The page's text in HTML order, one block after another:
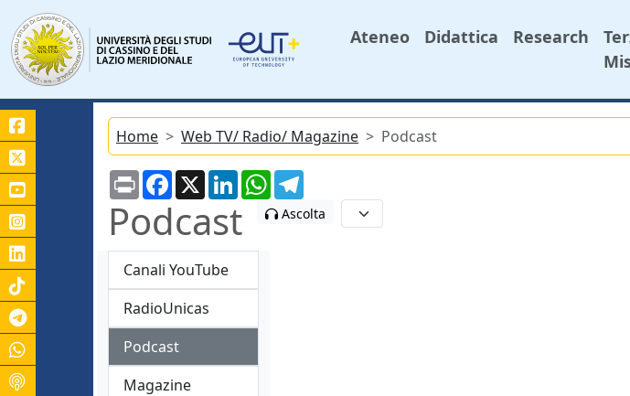
Ateneo Didattica Research
Home Web TV/ Radio/ Magazine Podcast
PrintFacebook
X LinkedInWhatsApp
Podcast Ascolta
Canali YouTube
RadioUnicas
Podcast
Magazine
Canale Telegram Unicas